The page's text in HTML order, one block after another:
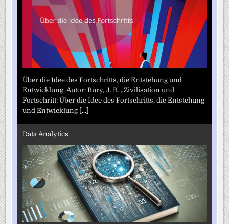
Über die Idee des Fortschritts, die Entstehung und
Entwicklung. Autor: Bury, J. B. „Zivilisation und
Fortschritt: Über die Idee des Fortschritts, die Entstehung
und Entwicklung [...]
Data Analytics